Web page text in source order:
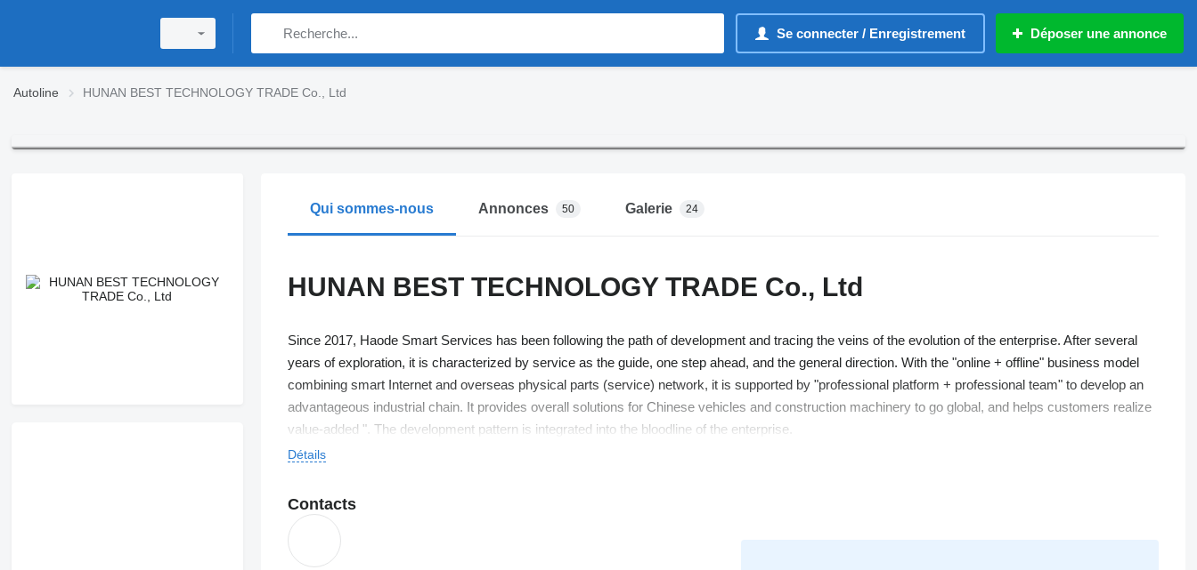
Se connecter / Enregistrement Déposer une annonce
Autoline HUNAN BEST TECHNOLOGY TRADE Co., Ltd
Qui sommes-nous Annonces 50 Galerie 24
HUNAN BEST TECHNOLOGY TRADE Co., Ltd
Since 2017, Haode Smart Services has been following the path of development and tracing the veins of the evolution of the enterprise. After several
years of exploration, it is characterized by service as the guide, one step ahead, and the general direction. With the "online + offline" business model
combining smart Internet and overseas physical parts (service) network, it is supported by "professional platform + professional team" to develop an
advantageous industrial chain. It provides overall solutions for Chinese vehicles and construction machinery to go global, and helps customers realize
value-added ". The development pattern is integrated into the bloodline of the enterprise.
Détails
Contacts